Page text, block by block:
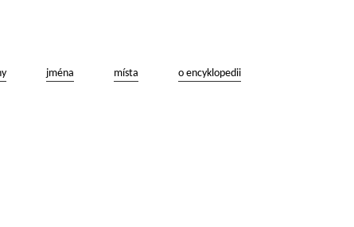
jména místa o encyklopedii